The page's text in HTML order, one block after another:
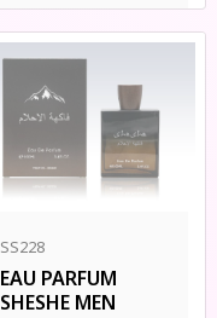
SS228
EAU PARFUM
SHESHE MEN